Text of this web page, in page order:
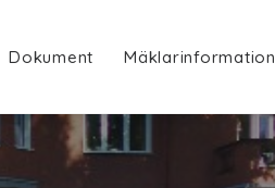
Dokument Mäklarinformation